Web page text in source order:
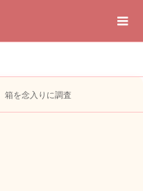
箱を念入りに調査